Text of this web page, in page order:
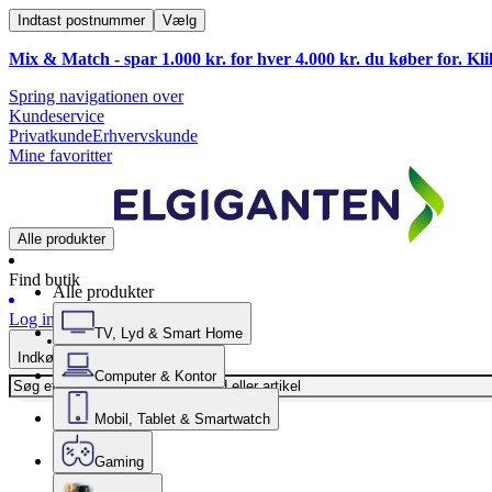
Indtast postnummer Vælg
Mix & Match - spar 1.000 kr. for hver 4.000 kr. du køber for.
Spring navigationen over
Kundeservice
PrivatkundeErhvervskunde
Mine favoritter
Alle produkter
Find butik
Log ind
Indkøbskurv
Alle produkter
TV, Lyd & Smart Home
Computer & Kontor
Mobil, Tablet & Smartwatch
Gaming